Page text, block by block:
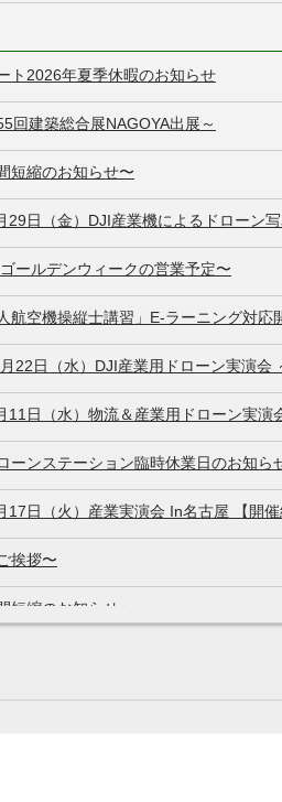
ト2026年夏季休暇のお知らせ
回建築総合展NAGOYA出展～
短縮のお知らせ〜
29日（金）DJI産業機によるドローン
ールデンウィークの営業予定〜
航空機操縦士講習」E-ラーニング対
22日（水）DJI産業用ドローン実演会
11日（水）物流＆産業用ドローン実
ーンステーション臨時休業日のお知ら
17日（火）産業実演会 In名古屋 【開
挨拶〜
短縮のお知らせ〜
の営業につきまして～